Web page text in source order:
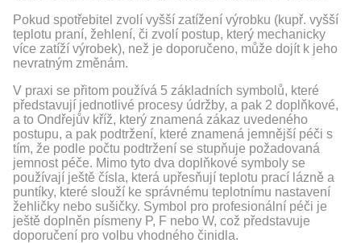
Pokud spotřebitel zvolí vyšší zatížení výrobku (kupř. vyšší
teplotu praní, žehlení, či zvolí postup, který mechanicky
více zatíží výrobek), než je doporučeno, může dojít k jeho
nevratným změnám.
V praxi se přitom používá 5 základních symbolů, které
představují jednotlivé procesy údržby, a pak 2 doplňkové,
a to Ondřejův kříž, který znamená zákaz uvedeného
postupu, a pak podtržení, které znamená jemnější péči s
tím, že podle počtu podtržení se stupňuje požadovaná
jemnost péče. Mimo tyto dva doplňkové symboly se
používají ještě čísla, která upřesňují teplotu prací lázně a
puntíky, které slouží ke správnému teplotnímu nastavení
žehličky nebo sušičky. Symbol pro profesionální péči je
ještě doplněn písmeny P, F nebo W, což představuje
doporučení pro volbu vhodného činidla.